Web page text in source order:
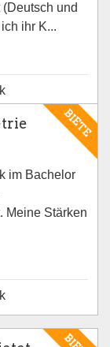
und
ihr K...
BIETE
im Bachelor
Meine Stärken